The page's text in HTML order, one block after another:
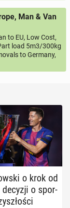
Man & Van
to EU, Low Cost,
load 5m3/300kg
to Germany,
o krok od
decyzji o spor­